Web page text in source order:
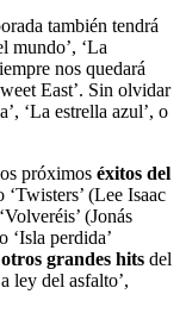
también tendrá
mundo’, ‘La
nos quedará
East’. Sin olvidar
‘La estrella azul’, o
próximos éxitos del
‘Twisters’ (Lee Isaac
(Jonás
‘Isla perdida’
otros grandes hits del
ley del asfalto’,